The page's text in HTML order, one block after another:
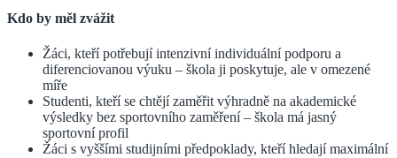
Kdo by měl zvážit
Žáci, kteří potřebují intenzivní individuální podporu a
diferenciovanou výuku – škola ji poskytuje, ale v omezené
míře
Studenti, kteří se chtějí zaměřit výhradně na akademické
výsledky bez sportovního zaměření – škola má jasný
sportovní profil
Žáci s vyššími studijními předpoklady, kteří hledají maximální